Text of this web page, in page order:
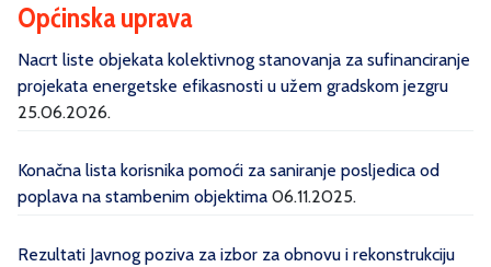
Općinska uprava
Nacrt liste objekata kolektivnog stanovanja za sufinanciranje
projekata energetske efikasnosti u užem gradskom jezgru
25.06.2026.
Konačna lista korisnika pomoći za saniranje posljedica od
poplava na stambenim objektima 06.11.2025.
Rezultati Javnog poziva za izbor za obnovu i rekonstrukciju